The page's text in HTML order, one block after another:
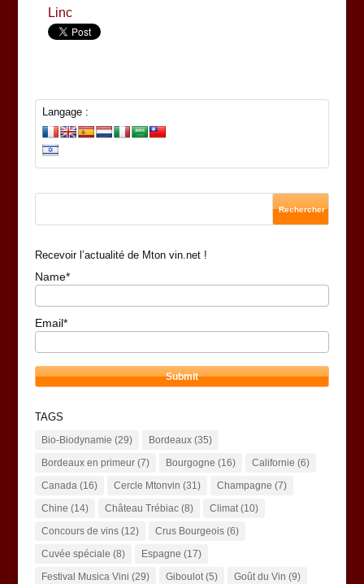
Linc
Langage :
Recevoir l’actualité de Mton vin.net !
Name*
Email*
TAGS
Bio-Biodynamie (29) Bordeaux(35)
Bordeaux en primeur(7) Bourgogne (16) Californie (6)
Canada(16) Cercle Mtonvin (31) Champagne (7)
Chine (14) Château Trébiac(8) Climat(10)
Concours de vins(12) Crus Bourgeois(6)
Cuvée spéciale (8) Espagne (17)
Festival Musica Vini (29) Giboulot(5) Goût du Vin (9)